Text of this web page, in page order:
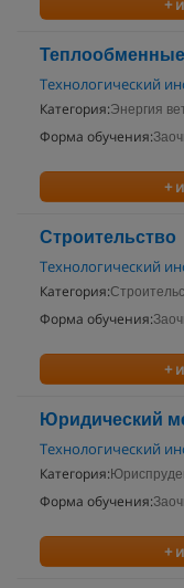
+
Технологический
Категория:Энергия
Форма обучения:
+
Строительство
Технологический
Категория:
Форма обучения:
+
Юридический
Технологический
Категория:
Форма обучения:
+